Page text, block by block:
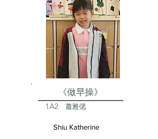
《做早操》
1A2 蕭雅偲
Shiu Katherine